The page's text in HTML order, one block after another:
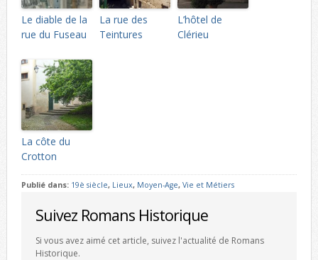
Le diable de la
rue du Fuseau
La rue des
Teintures
L’hôtel de
Clérieu
La côte du
Crotton
Publié dans: 19è siècle, Lieux, Moyen-Age, Vie et Métiers
Suivez Romans Historique
Si vous avez aimé cet article, suivez l'actualité de Romans
Historique.